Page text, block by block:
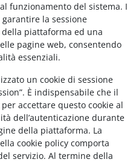
funzionamento del sistema. I
la sessione
della piattaforma ed una
pagine web, consentendo
essenziali.
un cookie di sessione
È indispensabile che il
accettare questo cookie al
dell’autenticazione durante
della piattaforma. La
cookie policy comporta
servizio. Al termine della